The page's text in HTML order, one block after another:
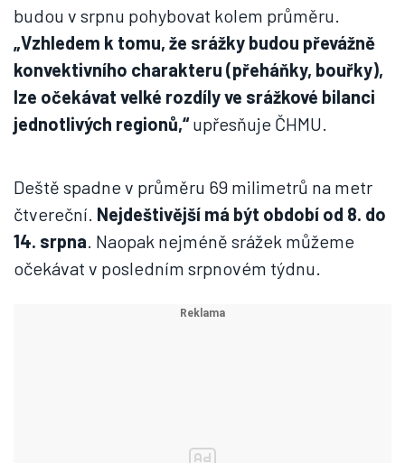
budou v srpnu pohybovat kolem průměru.
„Vzhledem k tomu, že srážky budou převážně
konvektivního charakteru (přeháňky, bouřky),
lze očekávat velké rozdíly ve srážkové bilanci
jednotlivých regionů,“upřesňuje ČHMU.
Deště spadne v průměru 69 milimetrů na metr
čtvereční. Nejdeštivější má být období od 8. do
14. srpna. Naopak nejméně srážek můžeme
očekávat v posledním srpnovém týdnu.